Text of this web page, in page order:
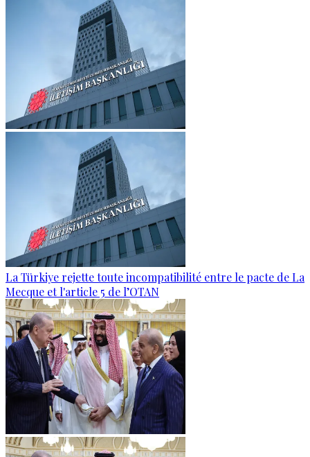
La Türkiye rejette toute incompatibilité entre le pacte de La
Mecque et l'article 5 de l’OTAN